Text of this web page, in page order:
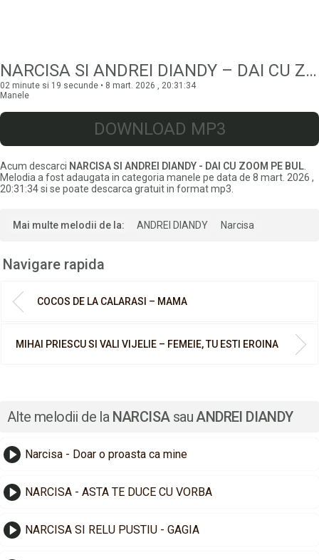
NARCISA SI ANDREI DIANDY – DAI CU ZOOM PE BUL
02 minute si 19 secunde • 8 mart. 2026 , 20:31:34
Manele
DOWNLOAD MP3
Acum descarci NARCISA SI ANDREI DIANDY - DAI CU ZOOM PE BUL
Melodia a fost adaugata in categoria manele pe data de 8 mart. 2026 ,
20:31:34 si se poate descarca gratuit in format mp3.
Mai multe melodii de la: ANDREI DIANDY Narcisa
Navigare rapida
COCOS DE LA CALARASI – MAMA
MIHAI PRIESCU SI VALI VIJELIE – FEMEIE, TU ESTI EROINA
Alte melodii de la NARCISAsauANDREI DIANDY
Narcisa - Doar o proasta ca mine
NARCISA - ASTA TE DUCE CU VORBA
NARCISA SI RELU PUSTIU - GAGIA